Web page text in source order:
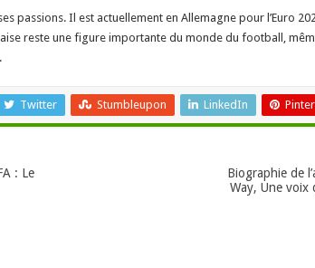
passions. Il est actuellement en Allemagne pour l’Euro
reste une figure importante du monde du football,
Twitter Stumbleupon LinkedIn
: Le
Biographie de
Way, Une voix